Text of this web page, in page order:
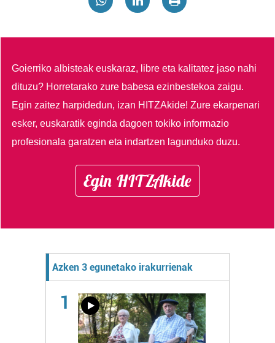
Goierriko albisteak euskaraz, libre eta kalitatez jaso nahi
dituzu? Horretarako zure babesa ezinbestekoa zaigu.
Egin zaitez harpidedun, izan HITZAkide!Zure ekarpenari
esker, euskaratik eginda dagoen tokiko informazio
profesionala garatzen eta indartzen lagunduko duzu.
Egin HITZAkide
Azken 3 egunetako irakurrienak
1